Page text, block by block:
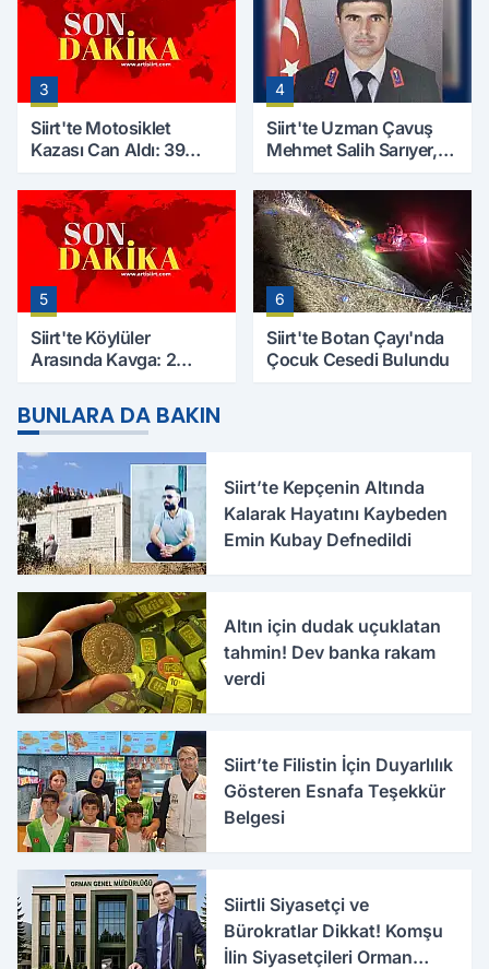
3
Siirt'te Motosiklet
Kazası Can Aldı: 39
Hayatını Kaybetti
4
Siirt'te Uzman Çavuş
Mehmet Salih Sarıyer,
5
Siirt'te Köylüler
Arasında Kavga: 2
Ağır
6
Siirt'te Botan Çayı'nda
Çocuk Cesedi Bulundu
BUNLARA DA BAKIN
Siirt’te Kepçenin Altında
Kalarak Hayatını Kaybeden
Emin Kubay Defnedildi
Altın için dudak uçuklatan
tahmin! Dev banka rakam
verdi
Siirt’te Filistin İçin Duyarlılık
Gösteren Esnafa Teşekkür
Belgesi
Siirtli Siyasetçi ve
Bürokratlar Dikkat! Komşu
İlin Siyasetçileri Orman